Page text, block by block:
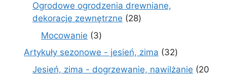
Ogrodowe ogrodzenia drewniane,
dekoracje zewnętrzne
2828
Mocowanie 33
produkty
Artykuły sezonowe - jesień, zima 3232
produkty
Jesień, zima - dogrzewanie, nawilżanie
20